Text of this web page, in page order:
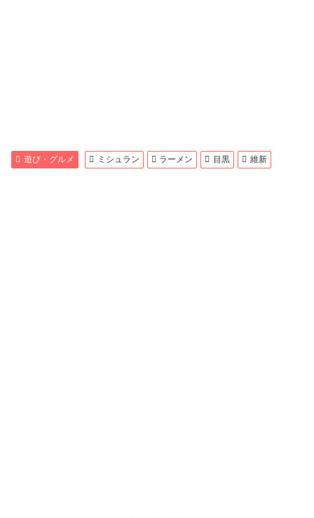
遊び・グルメ ミシュラン ラーメン 目黒 維新